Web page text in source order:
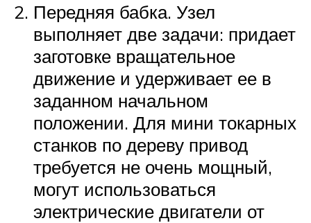
Передняя бабка. Узел
выполняет две задачи: придает
заготовке вращательное
движение и удерживает ее в
заданном начальном
положении. Для мини токарных
станков по дереву привод
требуется не очень мощный,
могут использоваться
электрические двигатели от